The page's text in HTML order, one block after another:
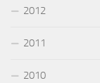
2012
2011
2010